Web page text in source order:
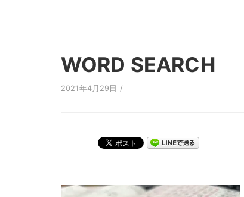
WORD SEARCH
2021年4月29日 /